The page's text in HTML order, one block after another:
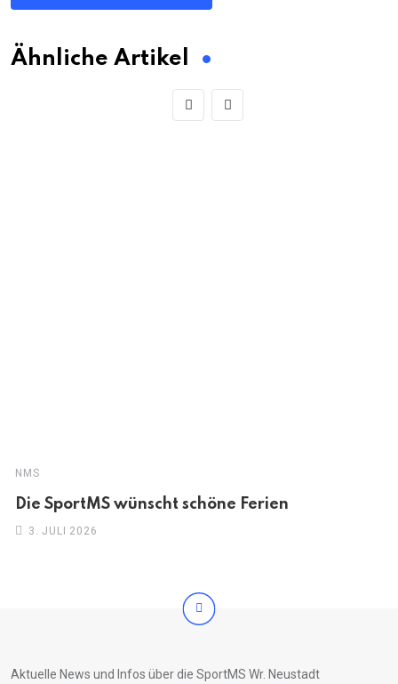
Ähnliche Artikel
NMS
Die SportMS wünscht schöne Ferien
3. JULI 2026
Aktuelle News und Infos über die SportMS Wr. Neustadt